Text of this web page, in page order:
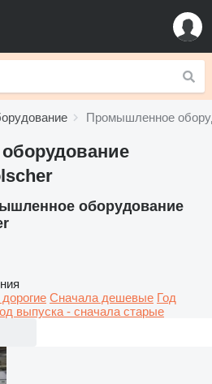
Промышленное
оборудование
Сначала дешевые Год
выпуска - сначала старые